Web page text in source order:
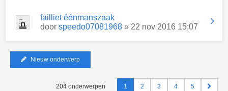
failliet éénmanszaak
door speedo07081968 » 22 nov 2016 15:07
Nieuw onderwerp
204 onderwerpen 1 2 3 4 5